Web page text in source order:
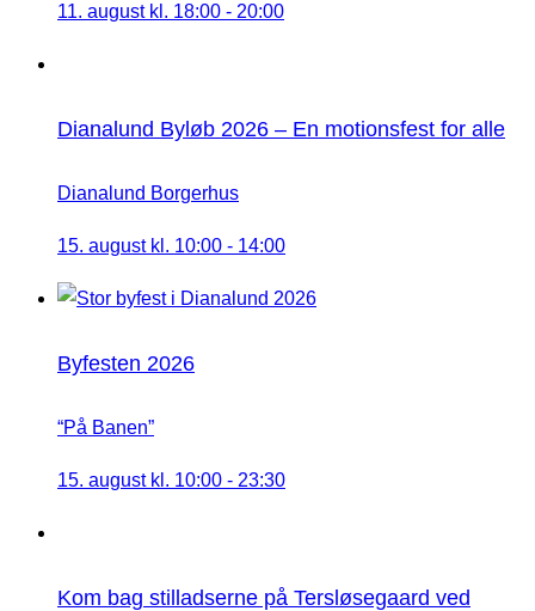
11. august kl. 18:00 - 20:00
Dianalund Byløb 2026 – En motionsfest for alle
Dianalund Borgerhus
15. august kl. 10:00 - 14:00
Byfesten 2026
“På Banen”
15. august kl. 10:00 - 23:30
Kom bag stilladserne på Tersløsegaard ved